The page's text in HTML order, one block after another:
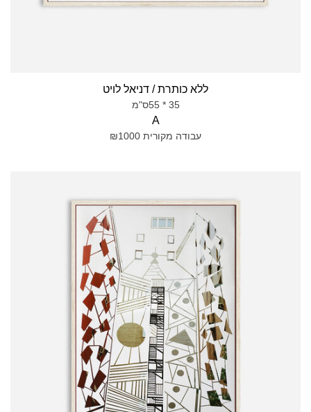
ללא כותרת / דניאל לויט
35 * 55ס"מ
A
עבודה מקורית ₪1000